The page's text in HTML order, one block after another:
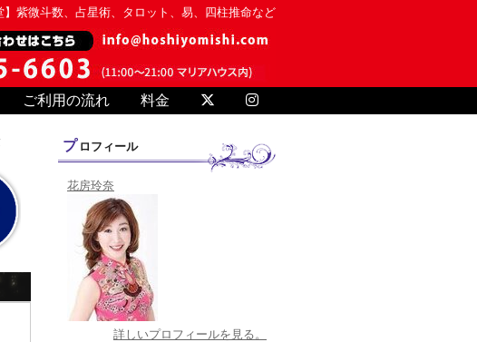
紫微斗数、占星術、タロット、易、四柱推命など
ご利用の流れ 料金
プロフィール
花房玲奈
詳しいプロフィールを見る。